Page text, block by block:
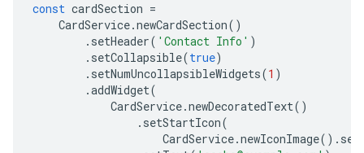
const cardSection =
CardService.newCardSection()
. setHeader( 'Contact Info' )
. setCollapsible(true)
. setNumUncollapsibleWidgets(1 )
.addWidget(
CardService.newDecoratedText()
. setStartIcon(
CardService.newIconImage().